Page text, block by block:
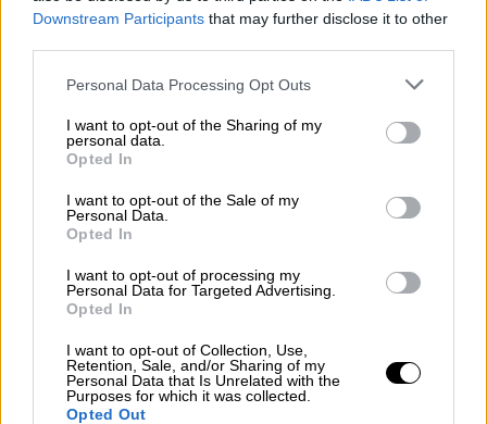
Downstream Participants that may further disclose it to other
Please note that this website/app uses one or more Google
not limited to your visit or usage behaviour. You may click to
grant or deny consent to Google and its third-party tags to
use your data for below specified purposes in below Google
consent section.
Personal Data Processing Opt Outs
I want to opt-out of the Sharing of my
personal data.
Opted In
I want to opt-out of the Sale of my
Personal Data.
Opted In
I want to opt-out of processing my
Personal Data for Targeted Advertising.
Opted In
I want to opt-out of Collection, Use,
Retention, Sale, and/or Sharing of my
Personal Data that Is Unrelated with the
Purposes for which it was collected.
Opted Out
Το CDC δήλωσε ότι έχει ήδη εντοπίσει 25
άτομα στις ΗΠΑμε «ύποπτες ή πιθανές»
περιπτώσεις μυκητιασικής μηνιγγίτιδας.
Πολλοί Αμερικανοί ταξιδεύουν στο Μεξικό
αισθητικές
λιποαναρρόφηση, αύξηση στήθους και
ανόρθωση γλουτών, οι οποίες απαιτούν την
έγχυση αναισθητικού στην περιοχή γύρω από
τη σπονδυλική στήλη.
Ντάλας Σμιθ
φάρμακα που χρησιμοποιούνται κατά τη
διάρκεια της αναισθησίας μπορεί να έχουν
μολυνθεί.